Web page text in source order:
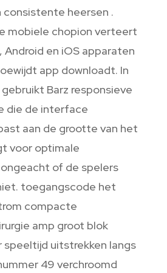
consistente heersen .
mobiele chopion verteert
Android en iOS apparaten
app downloadt. In
Barz responsieve
die de interface
aan de grootte van het
voor optimale
of de spelers
toegangscode het
compacte
amp groot blok
speeltijd uitstrekken langs
49 verchroomd